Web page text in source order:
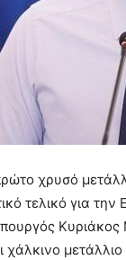
χρυσό
τελικό για την
Κυριάκος
χάλκινο